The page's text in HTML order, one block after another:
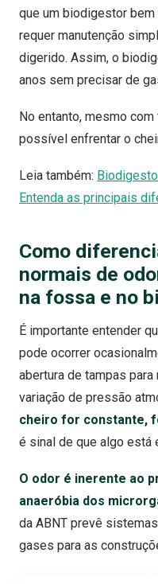
que um biodigestor
requer manutenção
digerido. Assim, o
anos sem precisar de
No entanto, mesmo
possível enfrentar o
Leia também:
Entenda as principais
Como
normais de
na fossa e no
É importante entender
pode ocorrer
abertura de tampas para
variação de pressão
cheiro for constante,
é sinal de que algo está
O odor é inerente ao
anaeróbia dos
da ABNT prevê
gases para as